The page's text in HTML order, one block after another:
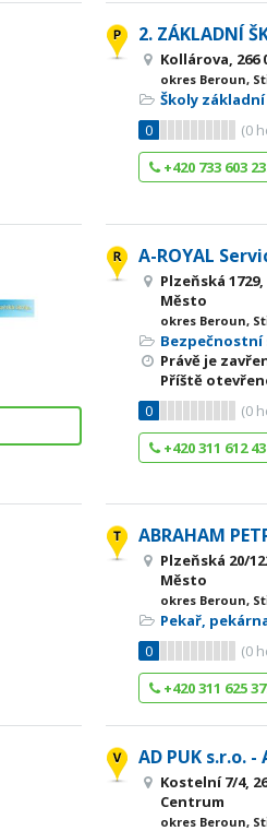
2. ZÁKLADNÍ
Kollárova, 266
okres Beroun,
Školy základní
0
(0
+420 733 603
A-ROYAL
Plzeňská
Město
okres Beroun,
Bezpečnostní
Právě je
Příště
0
(0
+420 311 612
ABRAHAM
Plzeňská 20/
Město
okres Beroun,
Pekař,
0
(0
+420 311 625
AD PUK s.r.o.
Kostelní 7/4,
Centrum
okres Beroun,